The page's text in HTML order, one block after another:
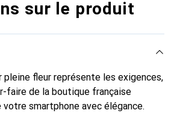
sur le produit
pleine fleur représente les exigences,
faire de la boutique française
smartphone avec élégance.